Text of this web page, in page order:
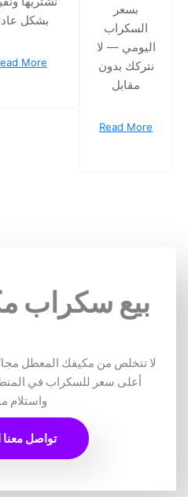
بشكل
More
بسعر
السكراب
اليومي — لا
نتركك بدون
مقابل
Read More
بيع سكراب
لا تتخلص من مكيفك المعطل
أعلى سعر للسكراب في
واستلام
📞 تواصل معنا